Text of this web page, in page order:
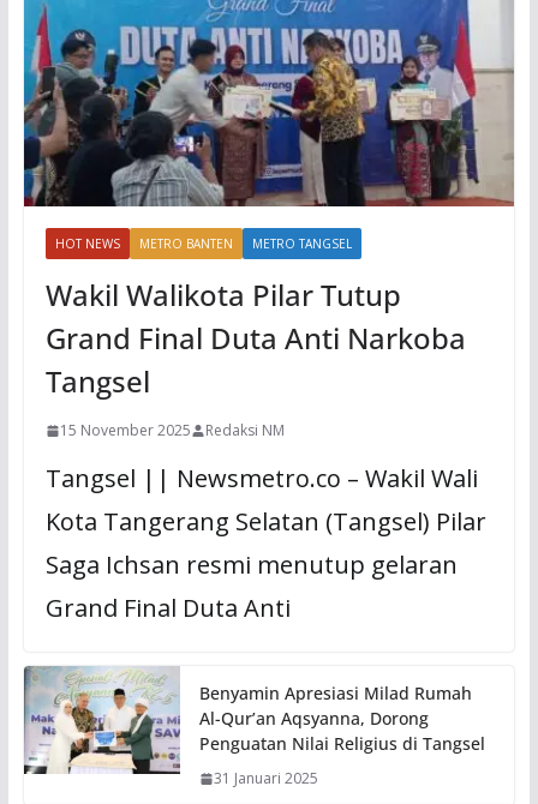
HOT NEWS METRO BANTEN METRO TANGSEL
Wakil Walikota Pilar Tutup
Grand Final Duta Anti Narkoba
Tangsel
15 November 2025 Redaksi NM
Tangsel || Newsmetro.co – Wakil Wali
Kota Tangerang Selatan (Tangsel) Pilar
Saga Ichsan resmi menutup gelaran
Grand Final Duta Anti
Benyamin Apresiasi Milad Rumah
Al-Qur’an Aqsyanna, Dorong
Penguatan Nilai Religius di Tangsel
31 Januari 2025